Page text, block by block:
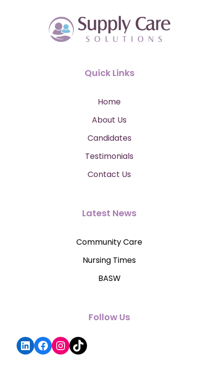
Quick Links
Home
About Us
Candidates
Testimonials
Contact Us
Latest News
Community Care
Nursing Times
BASW
Follow Us
LinkedIn
Facebook
Instagram
TikTok